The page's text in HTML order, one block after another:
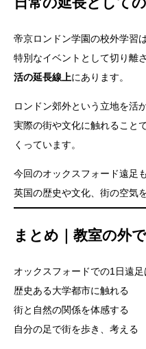
帝京ロンドン学園の校外学習は
特別なイベントとして切り離
活の延長線上にあります。
ロンドン郊外という立地を活か
実際の街や文化に触れること
くっています。
今回のオックスフォード遠足も
英国の歴史や文化、街の空気
まとめ｜教室の外
オックスフォードでの1日遠足
歴史ある大学都市に触れる
街と自然の関係を体感する
自分の足で街を歩き、考える